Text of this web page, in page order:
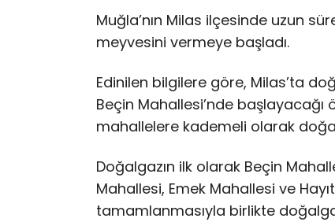
Muğla’nın Milas ilçesinde uzun
meyvesini vermeye başladı.
Edinilen bilgilere göre, Milas’ta
Beçin Mahallesi’nde
mahallelere kademeli olarak
Doğalgazın ilk olarak Beçin
Mahallesi, Emek Mahallesi ve
tamamlanmasıyla birlikte